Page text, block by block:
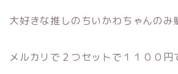
大好きな推しのちいかわちゃんのみ
メルカリで２つセットで１１００円